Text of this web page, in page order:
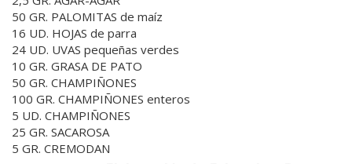
50 GR. PALOMITAS de maíz
16 UD. HOJAS de parra
24 UD. UVAS pequeñas verdes
10 GR. GRASA DE PATO
50 GR. CHAMPIÑONES
100 GR. CHAMPIÑONES enteros
5 UD. CHAMPIÑONES
25 GR. SACAROSA
5 GR. CREMODAN